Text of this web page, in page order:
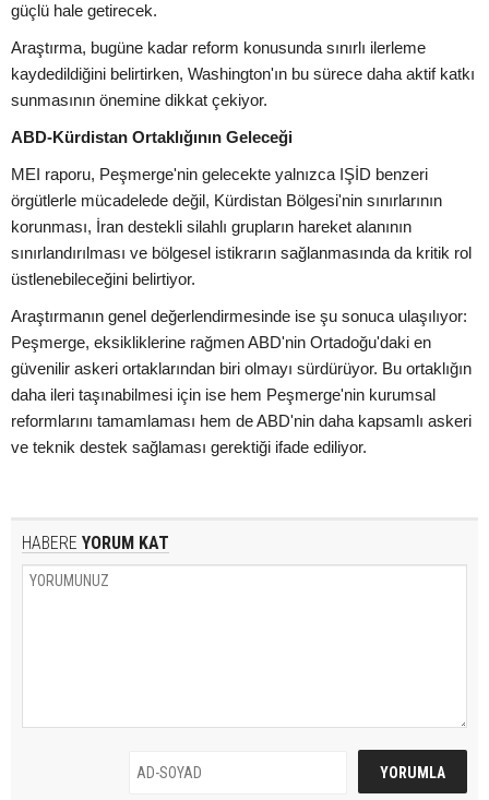
güçlü hale getirecek.
Araştırma, bugüne kadar reform konusunda sınırlı ilerleme
kaydedildiğini belirtirken, Washington'ın bu sürece daha aktif katkı
sunmasının önemine dikkat çekiyor.
ABD-Kürdistan Ortaklığının Geleceği
MEI raporu, Peşmerge'nin gelecekte yalnızca IŞİD benzeri
örgütlerle mücadelede değil, Kürdistan Bölgesi'nin sınırlarının
korunması, İran destekli silahlı grupların hareket alanının
sınırlandırılması ve bölgesel istikrarın sağlanmasında da kritik rol
üstlenebileceğini belirtiyor.
Araştırmanın genel değerlendirmesinde ise şu sonuca ulaşılıyor:
Peşmerge, eksikliklerine rağmen ABD'nin Ortadoğu'daki en
güvenilir askeri ortaklarından biri olmayı sürdürüyor. Bu ortaklığın
daha ileri taşınabilmesi için ise hem Peşmerge'nin kurumsal
reformlarını tamamlaması hem de ABD'nin daha kapsamlı askeri
ve teknik destek sağlaması gerektiği ifade ediliyor.
HABERE YORUM KAT